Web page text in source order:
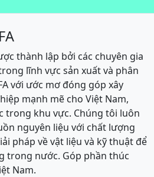
thành lập bởi các chuyên gia
lĩnh vực sản xuất và phân
với ước mơ đóng góp xây
mạnh mẽ cho Việt Nam,
trong khu vực. Chúng tôi luôn
nguyên liệu với chất lượng
pháp về vật liệu và kỹ thuật để
trong nước. Góp phần thúc
Nam.